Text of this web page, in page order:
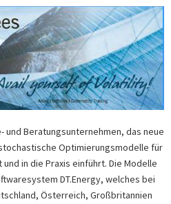
und Beratungsunternehmen, das neue
Optimierungsmodelle für
in die Praxis einführt. Die Modelle
DT.Energy, welches bei
Österreich, Großbritannien